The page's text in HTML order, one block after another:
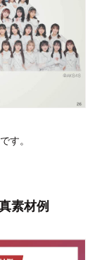
す。
素材例